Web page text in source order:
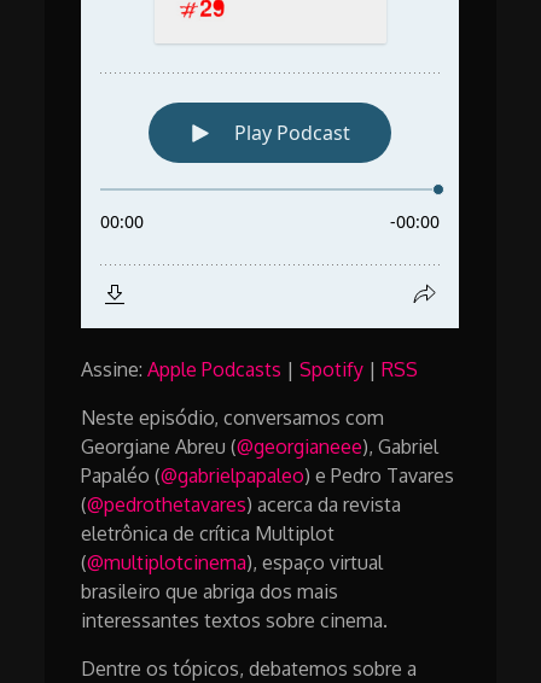
Assine:Apple Podcasts |Spotify |RSS
Neste episódio, conversamos com
Georgiane Abreu (@georgianeee), Gabriel
Papaléo (@gabrielpapaleo) e Pedro Tavares
(@pedrothetavares) acerca da revista
eletrônica de crítica Multiplot
(@multiplotcinema), espaço virtual
brasileiro que abriga dos mais
interessantes textos sobre cinema.
Dentre os tópicos, debatemos sobre a